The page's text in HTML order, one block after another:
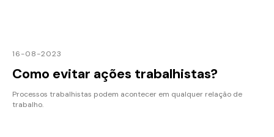
16-08-2023
Como evitar ações trabalhistas?
Processos trabalhistas podem acontecer em qualquer relação de
trabalho.